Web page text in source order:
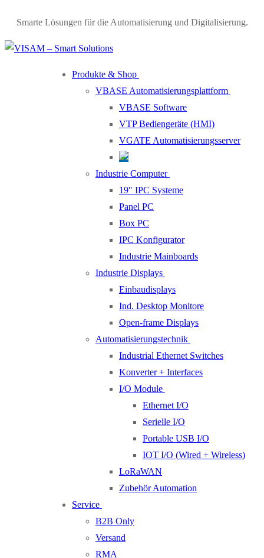
content
Smarte Lösungen für die Automatisierung und Digitalisierung.
Produkte & Shop
VBASE Automatisierungsplattform
VBASE Software
VTP Bediengeräte (HMI)
VGATE Automatisierungsserver
Industrie Computer
19″ IPC Systeme
Panel PC
Box PC
IPC Konfigurator
Industrie Mainboards
Industrie Displays
Einbaudisplays
Ind. Desktop Monitore
Open-frame Displays
Automatisierungstechnik
Industrial Ethernet Switches
Konverter + Interfaces
I/O Module
Ethernet I/O
Serielle I/O
Portable USB I/O
IOT I/O (Wired + Wireless)
LoRaWAN
Zubehör Automation
Service
B2B Only
Versand
RMA